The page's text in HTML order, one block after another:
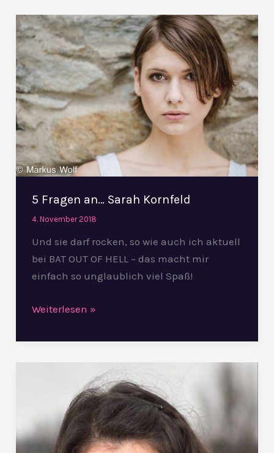
5 Fragen an… Sarah Kornfeld
4. November 2018
Und sie darf rocken, so wie auch ich aktuell
bei BAT OUT OF HELL – das macht mir
einfach so unglaublich viel Spaß!
Fragen
an…
Sarah
Kornfeld
Weiterlesen »
Kathrin
Hanak